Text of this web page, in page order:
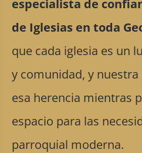
especialista de
de Iglesias en toda
que cada iglesia es un
y comunidad, y
esa herencia mientras
espacio para las
parroquial moderna.